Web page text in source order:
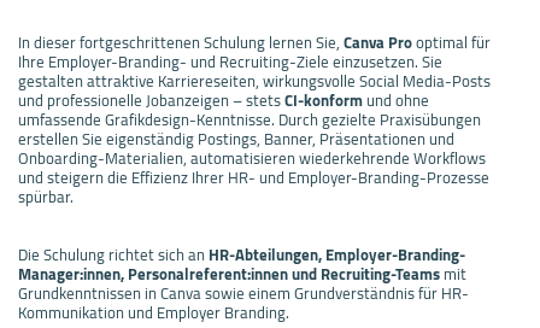
In dieser fortgeschrittenen Schulung lernen Sie,Canva Prooptimal für
Ihre Employer-Branding- und Recruiting-Ziele einzusetzen. Sie
gestalten attraktive Karriereseiten, wirkungsvolle Social Media-Posts
und professionelle Jobanzeigen – stetsCI-konformund ohne
umfassende Grafikdesign-Kenntnisse. Durch gezielte Praxisübungen
erstellen Sie eigenständig Postings, Banner, Präsentationen und
Onboarding-Materialien, automatisieren wiederkehrende Workflows
und steigern die Effizienz Ihrer HR- und Employer-Branding-Prozesse
spürbar.
Die Schulung richtet sich anHR-Abteilungen, Employer-Branding-
Manager:innen, Personalreferent:innen und Recruiting-Teamsmit
Grundkenntnissen in Canva sowie einem Grundverständnis für HR-
Kommunikation und Employer Branding.